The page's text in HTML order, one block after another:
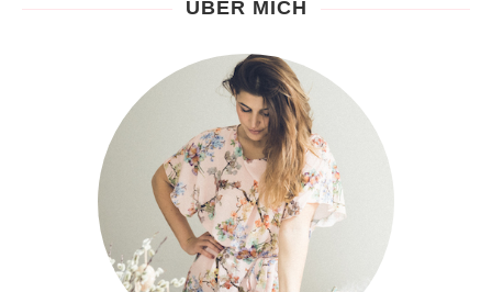
ÜBER MICH